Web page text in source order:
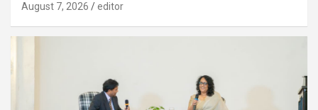
August 7, 2026 editor